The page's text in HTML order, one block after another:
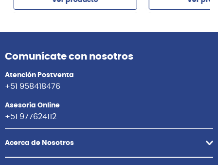
Comunícate con nosotros
Atención Postventa
+51 958418476
Asesoría Online
+51 977624112
Acerca de Nosotros